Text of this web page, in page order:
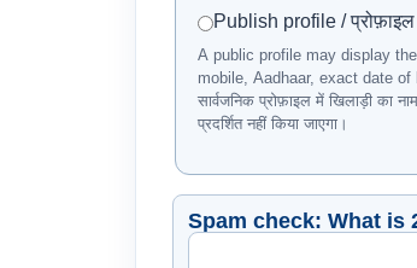
Publish profile /
A public profile may display
mobile, Aadhaar, exact date of
सार्वजनिक प्रोफ़ाइल में खिलाड़ी का
प्रदर्शित नहीं किया जाएगा।
Spam check: What is